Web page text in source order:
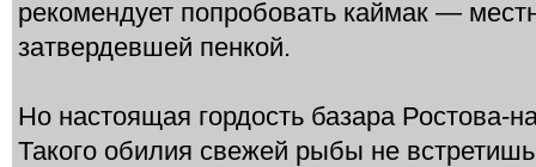
рекомендует попробовать каймак —
затвердевшей пенкой.
Но настоящая гордость базара
Такого обилия свежей рыбы не